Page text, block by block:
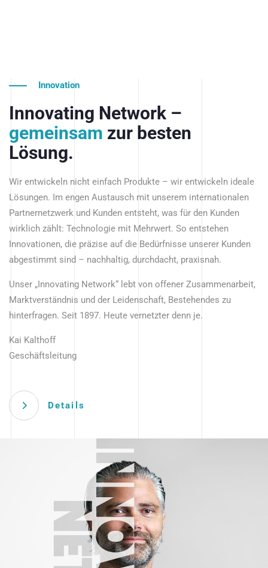
Innovation
Innovating Network –
gemeinsam zur besten
Lösung.
Wir entwickeln nicht einfach Produkte – wir entwickeln ideale
Lösungen. Im engen Austausch mit unserem internationalen
Partnernetzwerk und Kunden entsteht, was für den Kunden
wirklich zählt: Technologie mit Mehrwert. So entstehen
Innovationen, die präzise auf die Bedürfnisse unserer Kunden
abgestimmt sind – nachhaltig, durchdacht, praxisnah.
Unser „Innovating Network“ lebt von offener Zusammenarbeit,
Marktverständnis und der Leidenschaft, Bestehendes zu
hinterfragen. Seit 1897. Heute vernetzter denn je.
Kai Kalthoff
Geschäftsleitung
Details